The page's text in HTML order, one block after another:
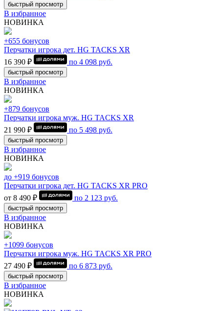
быстрый просмотр
В избранное
НОВИНКА
+655 бонусов
Перчатки игрока дет. HG TACKS XR
16 390 ₽
по 4 098 руб.
быстрый просмотр
В избранное
НОВИНКА
+879 бонусов
Перчатки игрока муж. HG TACKS XR
21 990 ₽
по 5 498 руб.
быстрый просмотр
В избранное
НОВИНКА
до +919 бонусов
Перчатки игрока дет. HG TACKS XR PRO
от 8 490 ₽
по 2 123 руб.
быстрый просмотр
В избранное
НОВИНКА
+1099 бонусов
Перчатки игрока муж. HG TACKS XR PRO
27 490 ₽
по 6 873 руб.
быстрый просмотр
В избранное
НОВИНКА